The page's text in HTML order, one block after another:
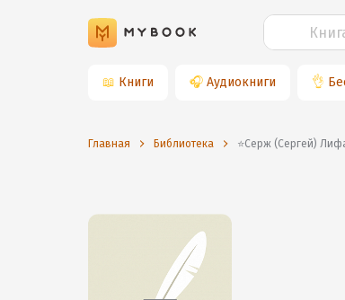
📖 Книги 🎧 Аудиокниги 👌
Главная Библиотека ⭐️Серж (Сергей)